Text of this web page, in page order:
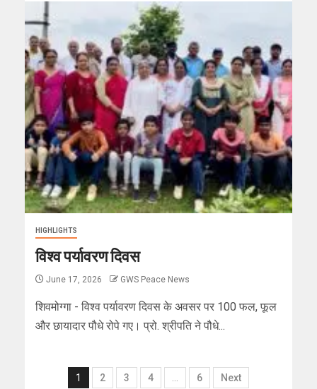
HIGHLIGHTS
विश्व पर्यावरण दिवस
June 17, 2026 GWS Peace News
शिवमोग्गा - विश्व पर्यावरण दिवस के अवसर पर 100 फल, फूल
और छायादार पौधे रोपे गए। प्रो. श्रीपति ने पौधे...
1 2 3 4 … 6 Next